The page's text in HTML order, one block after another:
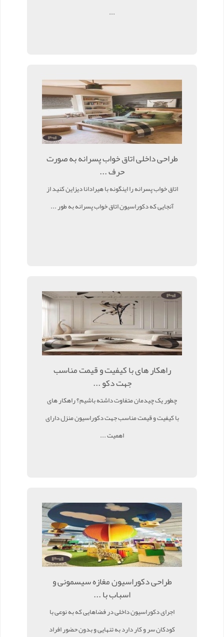
...
طراحی داخلی اتاق خواب پسرانه به صورت
حرف ...
اتاق خواب پسرانه را اینگونه با هیرادانا دیزاین کنید از
آنجایی که دکوراسیون اتاق خواب پسرانه به طور ...
راهکار های با کیفیت و قیمت مناسب
جهت دکو ...
چطور یک چیدمان متفاوت داشته باشیم؟ راهکار های
با کیفیت و قیمت مناسب جهت دکوراسیون منزل دارای
اهمیت ...
طراحی دکوراسیون مغازه سیسمونی و
اسباب با ...
اجرای دکوراسیون داخلی در فضاهایی که به نوعی با
کودکان سر و کار دارد به تنهایی و بدون حضور افراد